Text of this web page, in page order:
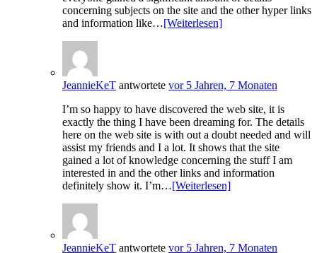
concerning subjects on the site and the other hyper links
and information like…[Weiterlesen]
JeannieKeT antwortete vor 5 Jahren, 7 Monaten
I’m so happy to have discovered the web site, it is
exactly the thing I have been dreaming for. The details
here on the web site is with out a doubt needed and will
assist my friends and I a lot. It shows that the site
gained a lot of knowledge concerning the stuff I am
interested in and the other links and information
definitely show it. I’m…[Weiterlesen]
JeannieKeT antwortete vor 5 Jahren, 7 Monaten